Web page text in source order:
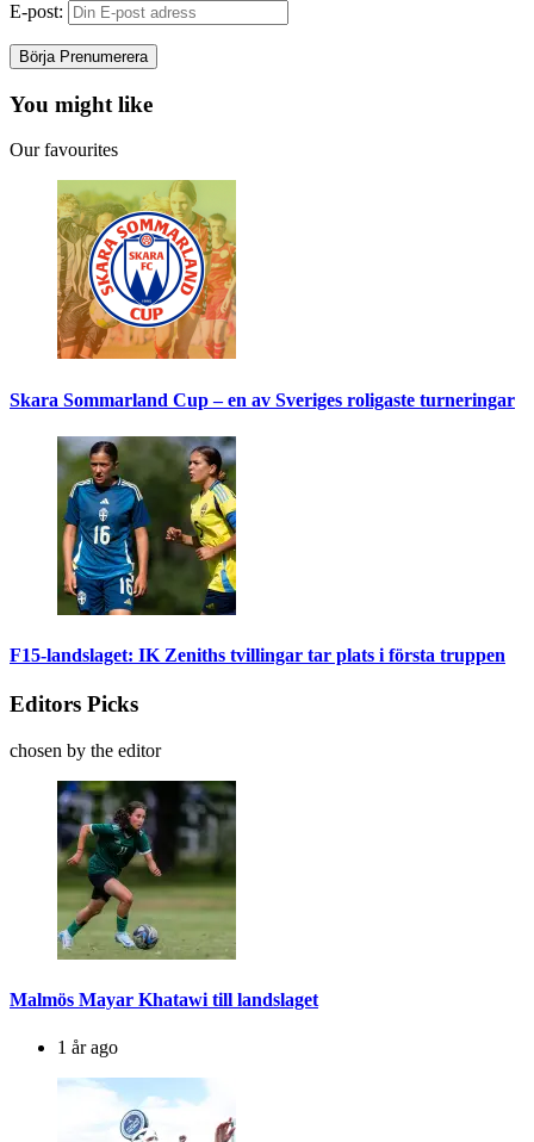
E-post:
You might like
Our favourites
Skara Sommarland Cup – en av Sveriges roligaste turneringar
F15-landslaget: IK Zeniths tvillingar tar plats i första truppen
Editors Picks
chosen by the editor
Malmös Mayar Khatawi till landslaget
1 år ago